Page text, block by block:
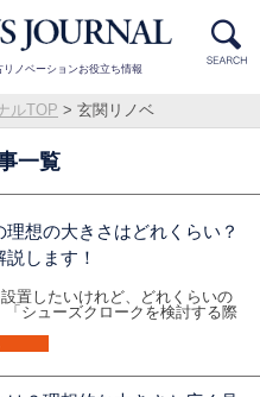
ノベーションお役立ち情報
ルTOP > 玄関リノベ
一覧
想の大きさはどれくらい？
します！
設置したいけれど、どれくらいの
「シューズクロークを検討する際